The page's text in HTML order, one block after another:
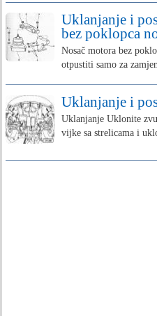
Uklanjanje i
bez poklopca
Nosač motora bez
otpustiti samo za
Uklanjanje i
Uklanjanje Uklonite
vijke sa strelicama i